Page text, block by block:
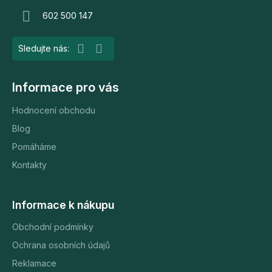
602 500 147
Informace pro vás
Hodnocení obchodu
Blog
Pomáháme
Kontakty
Informace k nákupu
Obchodní podmínky
Ochrana osobních údajů
Reklamace